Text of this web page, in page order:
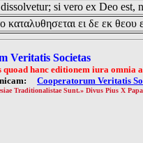
si vero ex Deo est,
ει δε εκ θεου
Veritatis Societas
hanc editionem iura omnia
Cooperatorum Veritatis
Traditionalistae Sunt.» Divus Pius X